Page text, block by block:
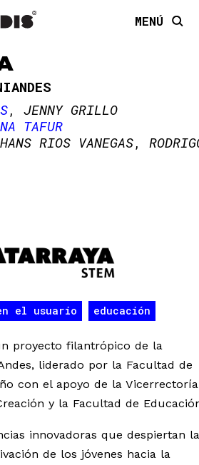
MENÚ
JENNY GRILLO
TAFUR
RIOS VANEGAS
el usuario educación
proyecto filantrópico de la
liderado por la Facultad de
con el apoyo de la Vicerrectoría
y la Facultad de
innovadoras que despiertan la
de los jóvenes hacia la